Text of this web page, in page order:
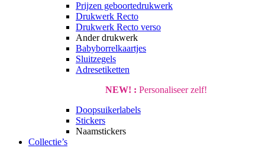
Prijzen geboortedrukwerk
Drukwerk Recto
Drukwerk Recto verso
Ander drukwerk
Babyborrelkaartjes
Sluitzegels
Adresetiketten
NEW! : Personaliseer zelf!
Doopsuikerlabels
Stickers
Naamstickers
Collectie’s